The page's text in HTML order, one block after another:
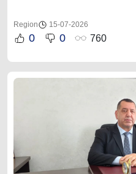
Region 15-07-2026
0 0 760